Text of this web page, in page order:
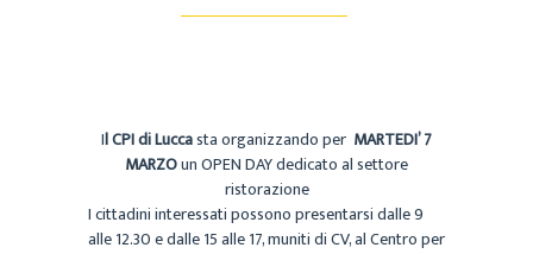
Il CPI di Luccasta organizzando per MARTEDI’ 7
MARZOun OPEN DAY dedicato al settore
ristorazione
I cittadini interessati possono presentarsi dalle 9
alle 12.30 e dalle 15 alle 17, muniti di CV, al Centro per